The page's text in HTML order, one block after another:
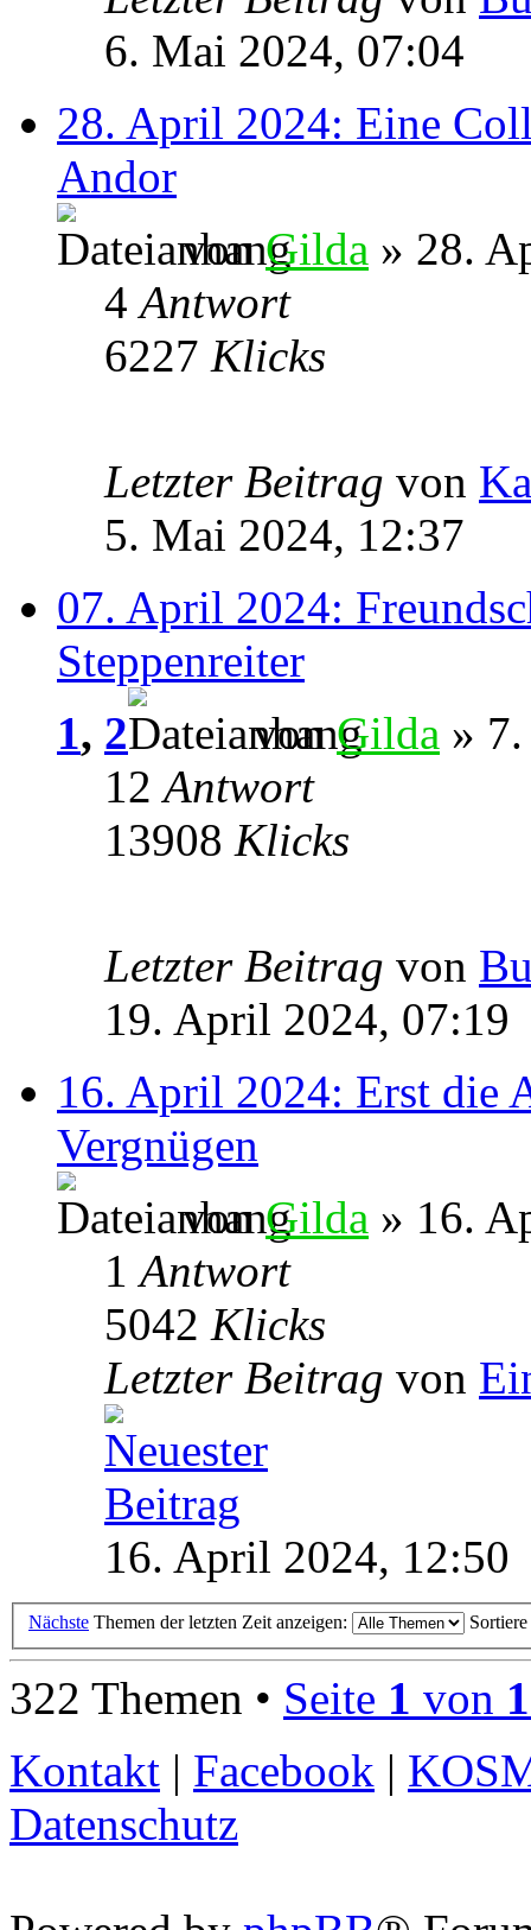
6. Mai 2024, 07:04
28. April 2024: Eine
Andor
vonGilda » 28.
4Antwort
6227 Klicks
Letzter Beitrag von
5. Mai 2024, 12:37
07. April 2024:
Steppenreiter
1, 2 vonGilda »
12Antwort
13908 Klicks
Letzter Beitrag von
19. April 2024, 07:19
16. April 2024: Erst die
Vergnügen
vonGilda » 16.
1Antwort
5042 Klicks
Letzter Beitrag von
16. April 2024, 12:50
Nächste Themen der letzten Zeit anzeigen:
322 Themen • Seite 1 von
Kontakt | Facebook |
Datenschutz